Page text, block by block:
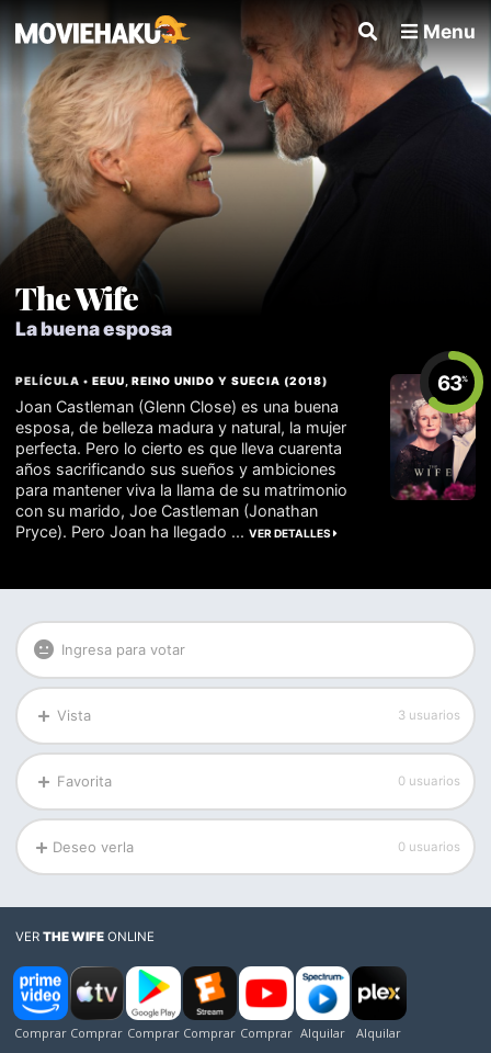
Menu
The Wife
La buena esposa
63%
PELÍCULA •EEUU ,REINO UNIDO YSUECIA (2018)
Joan Castleman (Glenn Close) es una buena
esposa, de belleza madura y natural, la mujer
perfecta. Pero lo cierto es que lleva cuarenta
años sacrificando sus sueños y ambiciones
para mantener viva la llama de su matrimonio
con su marido, Joe Castleman (Jonathan
Pryce). Pero Joan ha llegado ...VER DETALLES
Ingresa para votar
Vista 3 usuarios
Favorita 0 usuarios
Deseo verla 0 usuarios
VERTHE WIFE ONLINE